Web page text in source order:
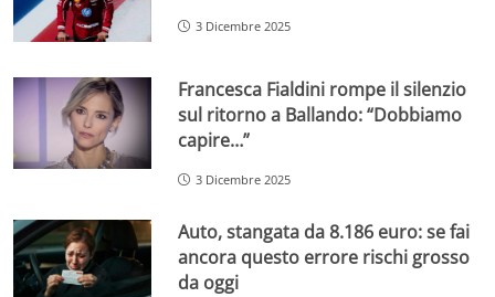
3 Dicembre 2025
Francesca Fialdini rompe il silenzio
sul ritorno a Ballando: “Dobbiamo
capire…”
3 Dicembre 2025
Auto, stangata da 8.186 euro: se fai
ancora questo errore rischi grosso
da oggi